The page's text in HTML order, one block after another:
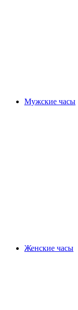
Мужские часы
Женские часы